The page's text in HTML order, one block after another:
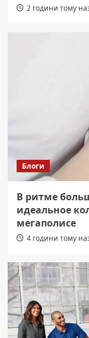
2 години тому
Блоги
В ритме
идеальное
мегаполисе
4 години тому